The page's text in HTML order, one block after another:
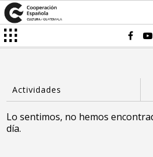
Lo sentimos, no hemos
día.